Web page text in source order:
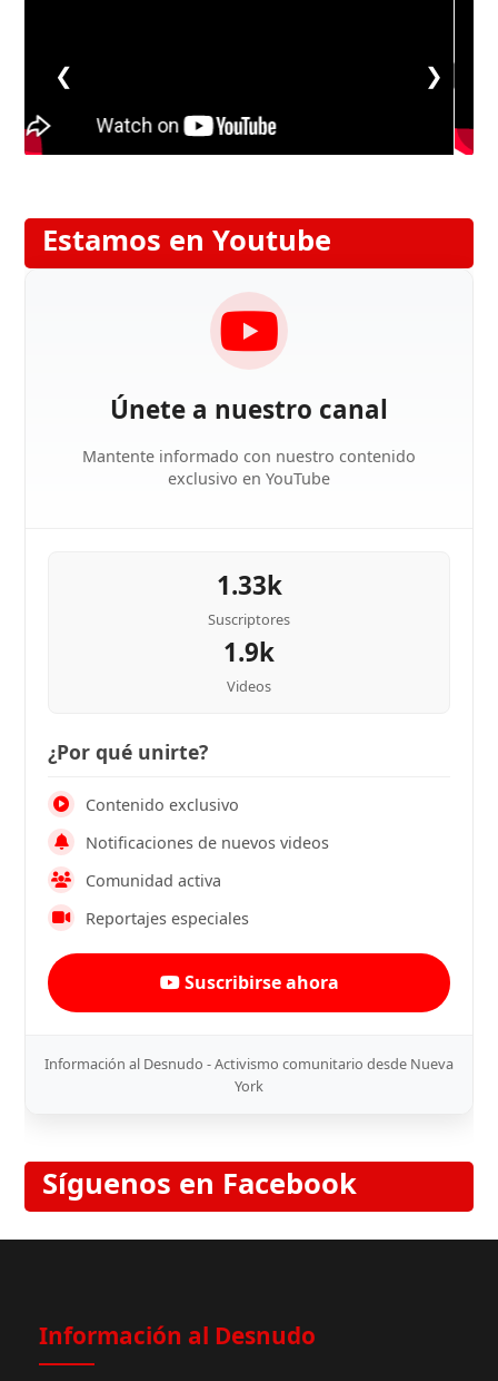
❮ ❯
Estamos en Youtube
Únete a nuestro canal
Mantente informado con nuestro contenido
exclusivo en YouTube
1.33k
Suscriptores
1.9k
Videos
¿Por qué unirte?
Contenido exclusivo
Notificaciones de nuevos videos
Comunidad activa
Reportajes especiales
Suscribirse ahora
Información al Desnudo - Activismo comunitario desde Nueva
York
Síguenos en Facebook
Información al Desnudo